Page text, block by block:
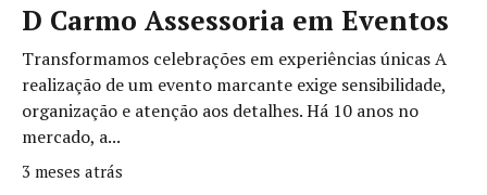
D Carmo Assessoria em Eventos
Transformamos celebrações em experiências únicas A
realização de um evento marcante exige sensibilidade,
organização e atenção aos detalhes. Há 10 anos no
mercado, a...
3 meses atrás